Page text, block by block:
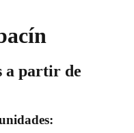
a partir de